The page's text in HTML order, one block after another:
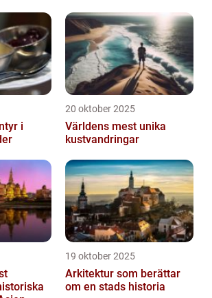
i
20 oktober 2025
Världens mest unika
kustvandringar
19 oktober 2025
Arkitektur som berättar
om en stads historia